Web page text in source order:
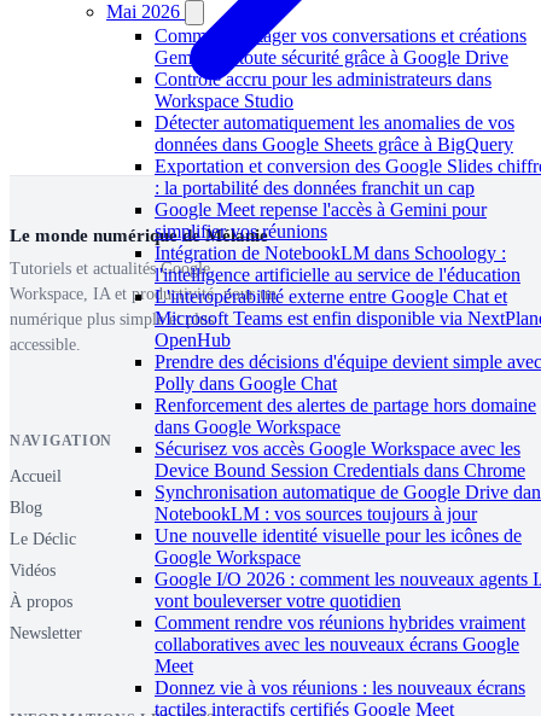
Mai 2026
Comment partager vos conversations et créations
Gemini en toute sécurité grâce à Google Drive
Contrôle accru pour les administrateurs dans
Workspace Studio
Détecter automatiquement les anomalies de vos
données dans Google Sheets grâce à BigQuery
Exportation et conversion des Google Slides
: la portabilité des données franchit un cap
Google Meet repense l'accès à Gemini pour
simplifier vos réunions
Intégration de NotebookLM dans Schoology :
l'intelligence artificielle au service de l'éducation
L'interopérabilité externe entre Google Chat et
Microsoft Teams est enfin disponible via
OpenHub
Prendre des décisions d'équipe devient simple avec
Polly dans Google Chat
Renforcement des alertes de partage hors domaine
dans Google Workspace
Sécurisez vos accès Google Workspace avec les
Device Bound Session Credentials dans Chrome
Synchronisation automatique de Google Drive
NotebookLM : vos sources toujours à jour
Une nouvelle identité visuelle pour les icônes de
Google Workspace
Google I/O 2026 : comment les nouveaux agents
vont bouleverser votre quotidien
Comment rendre vos réunions hybrides vraiment
collaboratives avec les nouveaux écrans Google
Meet
Donnez vie à vos réunions : les nouveaux écrans
tactiles interactifs certifiés Google Meet
Le monde numérique de Mélanie
Tutoriels et actualités Google
Workspace, IA et productivité, pour un
numérique plus simple et plus
accessible.
NAVIGATION
Accueil
Blog
Le Déclic
Vidéos
À propos
Newsletter